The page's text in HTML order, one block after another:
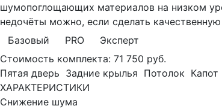
шумопоглощающих материалов на низком
недочёты можно, если сделать
Базовый
PRO
Эксперт
Стоимость комплекта: 71 750 руб.
Пятая дверь Задние крылья Потолок Капот
ХАРАКТЕРИСТИКИ
Снижение шума